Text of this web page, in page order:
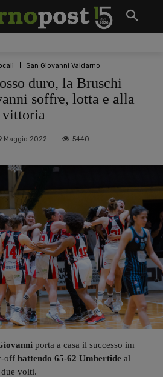
San Giovanni Valdarno
duro, la Bruschi
soffre, lotta e alla
vittoria
Maggio 2022 5440
porta a casa il successo im
off battendo 65-62 Umbertide al
volti.